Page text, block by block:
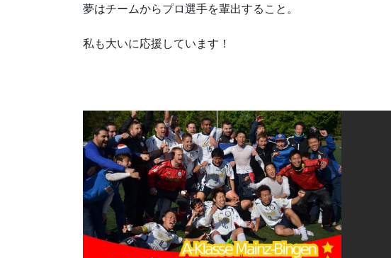
夢はチームからプロ選手を輩出すること。
私も大いに応援しています！